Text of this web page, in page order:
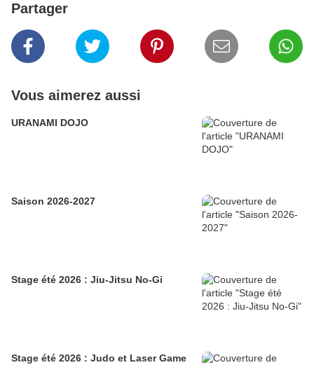
Partager
Vous aimerez aussi
URANAMI DOJO
Saison 2026-2027
Stage été 2026 : Jiu-Jitsu No-Gi
Stage été 2026 : Judo et Laser Game